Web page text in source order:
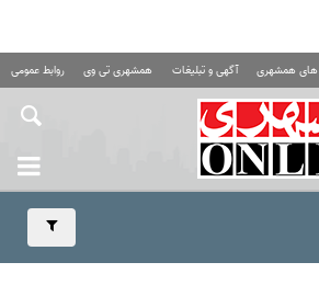
های همشهری آگهی و تبلیغات همشهری تی وی روابط عمومی